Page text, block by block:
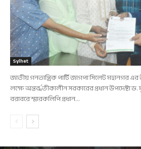
Sylhet
জাতীয় গনতান্ত্রিক পার্টি জাগপা সিলেট মহানগর
লক্ষে অন্তর্র্বতীকালীন সরকারের প্রধান উপদেষ্টা
বরাবরে স্মারকলিপি প্রধান...